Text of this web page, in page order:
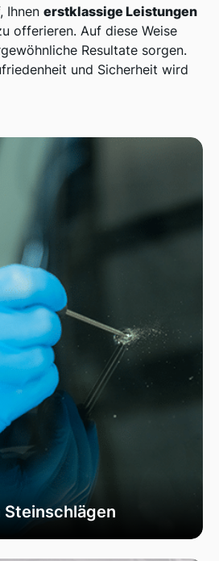
Ihnen erstklassige Leistungen
offerieren. Auf diese Weise
Resultate sorgen.
und Sicherheit wird